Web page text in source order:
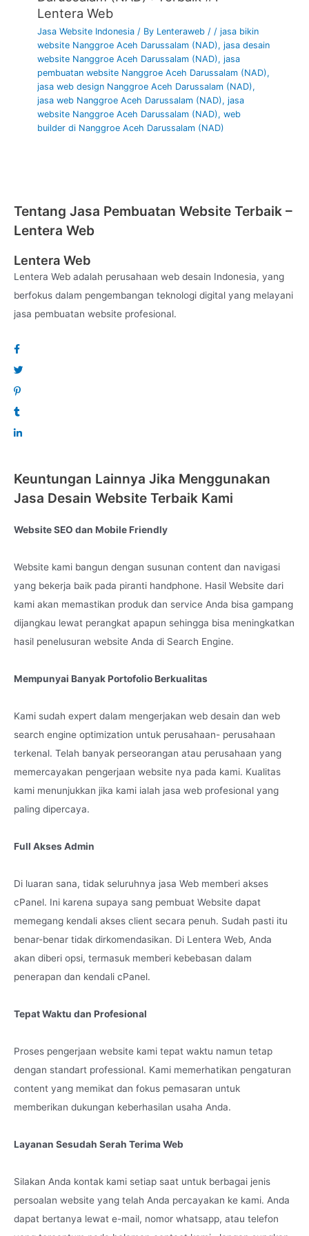
online Maluku, jasa buat website seo Maluku, harga jasa
pembuatan website landing page Maluku, jasa landing page
umkm Maluku, jasa web murah Maluku, jasa pembuatan
website marketplace Maluku, jasa pengelolaan website
Maluku, harga buat website ecommerce Maluku, web design
murah Maluku, jasa website design Maluku, web replika
Maluku, jasa pembuatan website mlm Maluku, it konsultan
Maluku, jasa pembuatan situs website Maluku, layanan
Lentera Web terbentuk dari tim marketing digital yang
berpengalaman dan profesional di bidangnya, jadi Anda tidak
perlu ragu lagi terhadap kinerja kami. Profesional dan
Segera serahkan kebutuhan website Anda anda pada kami.
Hasil 100% profesional namun tetap dengan harga yang
Lentera Web
Jasa Website Indonesia / By Lenteraweb//jasa bikin
website Nanggroe Aceh Darussalam (NAD),jasa desain
website Nanggroe Aceh Darussalam (NAD),jasa
pembuatan website Nanggroe Aceh Darussalam (NAD),
jasa web design Nanggroe Aceh Darussalam (NAD),
jasa web Nanggroe Aceh Darussalam (NAD),jasa
website Nanggroe Aceh Darussalam (NAD),web
builder di Nanggroe Aceh Darussalam (NAD)
Tentang Jasa Pembuatan Website Terbaik –
Lentera Web
Lentera Web
Lentera Web adalah perusahaan web desain Indonesia, yang
berfokus dalam pengembangan teknologi digital yang melayani
jasa pembuatan website profesional.
Keuntungan Lainnya Jika Menggunakan
Jasa Desain Website Terbaik Kami
Website SEO dan Mobile Friendly
Website kami bangun dengan susunan content dan navigasi
yang bekerja baik pada piranti handphone. Hasil Website dari
kami akan memastikan produk dan service Anda bisa gampang
dijangkau lewat perangkat apapun sehingga bisa meningkatkan
hasil penelusuran website Anda di Search Engine.
Mempunyai Banyak Portofolio Berkualitas
Kami sudah expert dalam mengerjakan web desain dan web
search engine optimization untuk perusahaan- perusahaan
terkenal. Telah banyak perseorangan atau perusahaan yang
memercayakan pengerjaan website nya pada kami. Kualitas
kami menunjukkan jika kami ialah jasa web profesional yang
paling dipercaya.
Full Akses Admin
Di luaran sana, tidak seluruhnya jasa Web memberi akses
cPanel. Ini karena supaya sang pembuat Website dapat
memegang kendali akses client secara penuh. Sudah pasti itu
benar-benar tidak dirkomendasikan. Di Lentera Web, Anda
akan diberi opsi, termasuk memberi kebebasan dalam
penerapan dan kendali cPanel.
Tepat Waktu dan Profesional
Proses pengerjaan website kami tepat waktu namun tetap
dengan standart professional. Kami memerhatikan pengaturan
content yang memikat dan fokus pemasaran untuk
memberikan dukungan keberhasilan usaha Anda.
Layanan Sesudah Serah Terima Web
Silakan Anda kontak kami setiap saat untuk berbagai jenis
persoalan website yang telah Anda percayakan ke kami. Anda
dapat bertanya lewat e-mail, nomor whatsapp, atau telefon